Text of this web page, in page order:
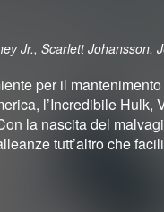
Jr., Scarlett Johansson,
per il
l’Incredibile
la nascita del
tutt’altro che